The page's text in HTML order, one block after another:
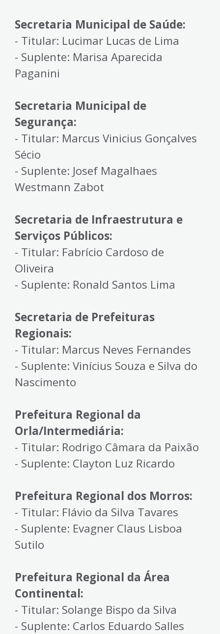
Secretaria Municipal de Saúde:
- Titular: Lucimar Lucas de Lima
- Suplente: Marisa Aparecida
Paganini
Secretaria Municipal de
Segurança:
- Titular: Marcus Vinicius Gonçalves
Sécio
- Suplente: Josef Magalhaes
Westmann Zabot
Secretaria de Infraestrutura e
Serviços Públicos:
- Titular: Fabrício Cardoso de
Oliveira
- Suplente: Ronald Santos Lima
Secretaria de Prefeituras
Regionais:
- Titular: Marcus Neves Fernandes
- Suplente: Vinícius Souza e Silva do
Nascimento
Prefeitura Regional da
Orla/Intermediária:
- Titular: Rodrigo Câmara da Paixão
- Suplente: Clayton Luz Ricardo
Prefeitura Regional dos Morros:
- Titular: Flávio da Silva Tavares
- Suplente: Evagner Claus Lisboa
Sutilo
Prefeitura Regional da Área
Continental:
- Titular: Solange Bispo da Silva
- Suplente: Carlos Eduardo Salles